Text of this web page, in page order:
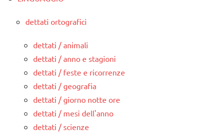
dettati ortografici
dettati / animali
dettati / anno e stagioni
dettati / feste e ricorrenze
dettati / geografia
dettati / giorno notte ore
dettati / mesi dell'anno
dettati / scienze